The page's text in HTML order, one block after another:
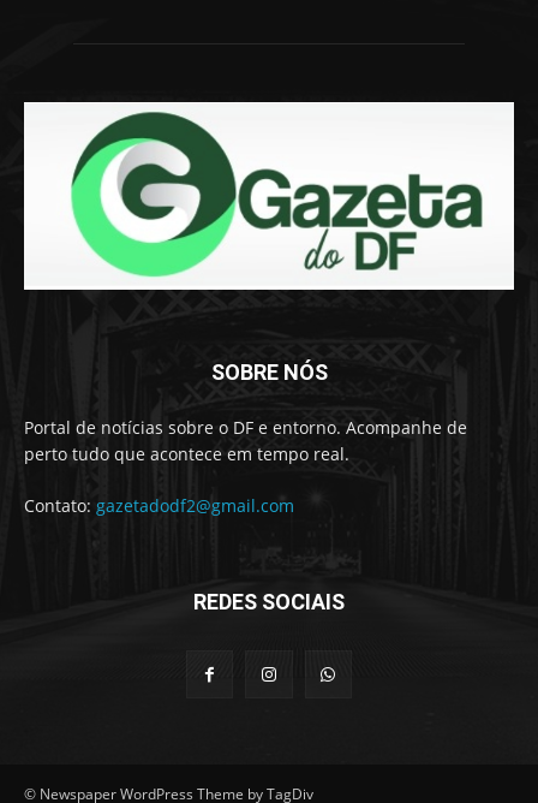
SOBRE NÓS
Portal de notícias sobre o DF e entorno. Acompanhe de
perto tudo que acontece em tempo real.
Contato: gazetadodf2@gmail.com
REDES SOCIAIS
© Newspaper WordPress Theme by TagDiv